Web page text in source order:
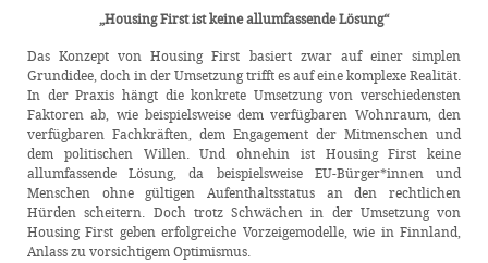
„Housing First ist keine allumfassende Lösung“
Das Konzept von Housing First basiert zwar auf einer simplen
Grundidee, doch in der Umsetzung trifft es auf eine komplexe Realität.
In der Praxis hängt die konkrete Umsetzung von verschiedensten
Faktoren ab, wie beispielsweise dem verfügbaren Wohnraum, den
verfügbaren Fachkräften, dem Engagement der Mitmenschen und
dem politischen Willen. Und ohnehin ist Housing First keine
allumfassende Lösung, da beispielsweise EU-Bürger*innen und
Menschen ohne gültigen Aufenthaltsstatus an den rechtlichen
Hürden scheitern. Doch trotz Schwächen in der Umsetzung von
Housing First geben erfolgreiche Vorzeigemodelle, wie in Finnland,
Anlass zu vorsichtigem Optimismus.